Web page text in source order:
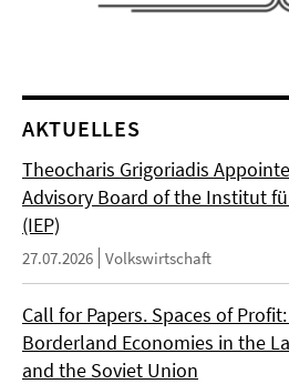
AKTUELLES
Theocharis Grigoriadis
Advisory Board of the Institut
(IEP)
27.07.2026 Volkswirtschaft
Call for Papers. Spaces of
Borderland Economies in the
and the Soviet Union